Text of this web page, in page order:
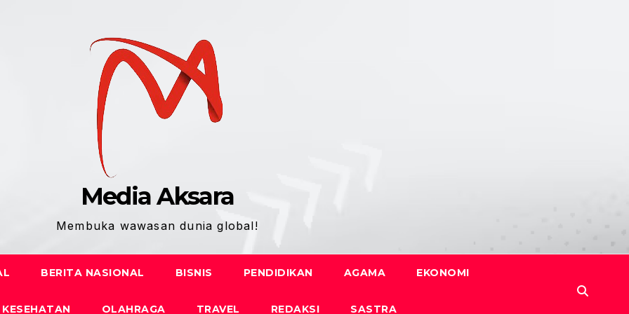
Media Aksara
Membuka wawasan dunia global!
BERITA NASIONAL BISNIS PENDIDIKAN AGAMA EKONOMI
KESEHATAN OLAHRAGA TRAVEL REDAKSI SASTRA